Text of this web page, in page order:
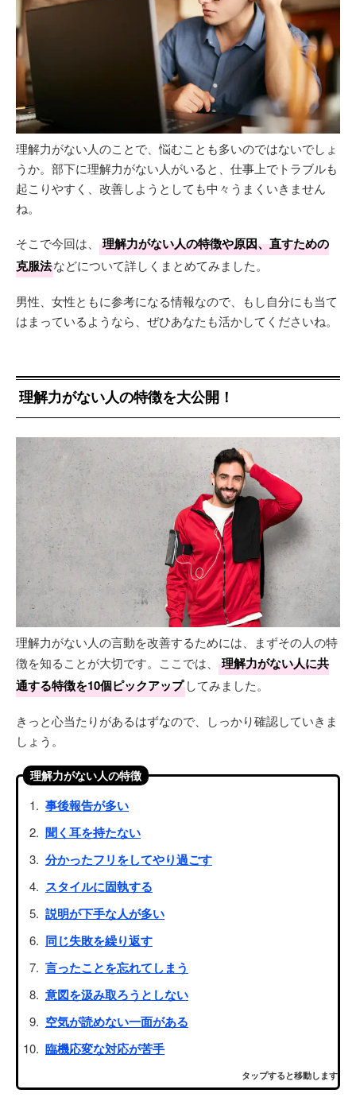
理解力がない人のことで、悩むことも多いのではないでしょ
うか。部下に理解力がない人がいると、仕事上でトラブルも
起こりやすく、改善しようとしても中々うまくいきません
ね。
そこで今回は、
理解力がない人の特徴や原因、直すための
克服法などについて詳しくまとめてみました。
男性、女性ともに参考になる情報なので、もし自分にも当て
はまっているようなら、ぜひあなたも活かしてくださいね。
理解力がない人の特徴を大公開！
理解力がない人の言動を改善するためには、まずその人の特
徴を知ることが大切です。ここでは、
理解力がない人に共
通する特徴を10個ピックアップ してみました。
きっと心当たりがあるはずなので、しっかり確認していきま
しょう。
理解力がない人の特徴
事後報告が多い
聞く耳を持たない
分かったフリをしてやり過ごす
スタイルに固執する
説明が下手な人が多い
同じ失敗を繰り返す
言ったことを忘れてしまう
意図を汲み取ろうとしない
空気が読めない一面がある
臨機応変な対応が苦手
タップすると移動します